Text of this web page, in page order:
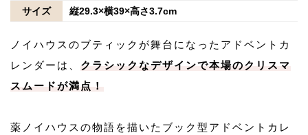
サイズ
縦29.3×横39×高さ3.7cm
ノイハウスのブティックが舞台になったアドベントカ
レンダーは、 クラシックなデザインで本場のクリスマ
スムードが満点！
薬ノイハウスの物語を描いたブック型アドベントカレ